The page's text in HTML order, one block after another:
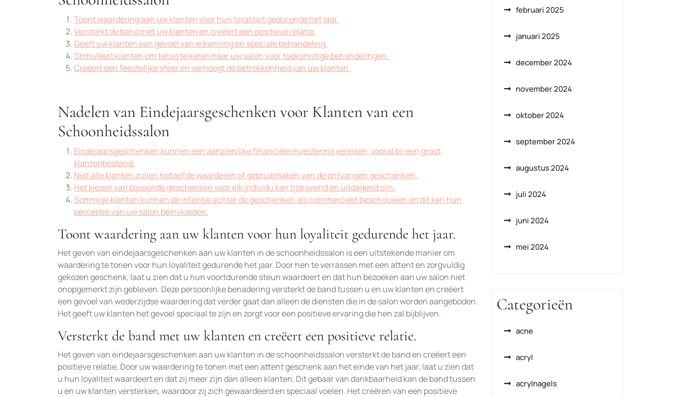
Toont waardering aan uw klanten voor hun loyaliteit gedurende het jaar.
Versterkt de band met uw klanten en creëert een positieve relatie.
Geeft uw klanten een gevoel van erkenning en speciale behandeling.
Stimuleert klanten om terug te keren naar uw salon voor toekomstige behandelingen.
Creëert een feestelijke sfeer en verhoogt de betrokkenheid van uw klanten.
Nadelen van Eindejaarsgeschenken voor Klanten van een
Schoonheidssalon
Eindejaarsgeschenken kunnen een aanzienlijke financiële investering vereisen, vooral bij een groot
klantenbestand.
Niet alle klanten zullen hetzelfde waarderen of gebruikmaken van de ontvangen geschenken.
Het kiezen van passende geschenken voor elk individu kan tijdrovend en uitdagend zijn.
Sommige klanten kunnen de intentie achter de geschenken als commercieel beschouwen en dit kan hun
perceptie van uw salon beïnvloeden.
Toont waardering aan uw klanten voor hun loyaliteit gedurende het jaar.
Het geven van eindejaarsgeschenken aan uw klanten in de schoonheidssalon is een uitstekende manier om
waardering te tonen voor hun loyaliteit gedurende het jaar. Door hen te verrassen met een attent en zorgvuldig
gekozen geschenk, laat u zien dat u hun voortdurende steun waardeert en dat hun bezoeken aan uw salon niet
onopgemerkt zijn gebleven. Deze persoonlijke benadering versterkt de band tussen u en uw klanten en creëert
een gevoel van wederzijdse waardering dat verder gaat dan alleen de diensten die in de salon worden aangeboden.
Het geeft uw klanten het gevoel speciaal te zijn en zorgt voor een positieve ervaring die hen zal bijblijven.
Versterkt de band met uw klanten en creëert een positieve relatie.
Het geven van eindejaarsgeschenken aan uw klanten in de schoonheidssalon versterkt de band en creëert een
positieve relatie. Door uw waardering te tonen met een attent geschenk aan het einde van het jaar, laat u zien dat
u hun loyaliteit waardeert en dat zij meer zijn dan alleen klanten. Dit gebaar van dankbaarheid kan de band tussen
u en uw klanten versterken, waardoor zij zich gewaardeerd en speciaal voelen. Het creëren van een positieve
februari 2025
januari 2025
december 2024
november 2024
oktober 2024
september 2024
augustus 2024
juli 2024
juni 2024
mei 2024
Categorieën
acne
acryl
acrylnagels